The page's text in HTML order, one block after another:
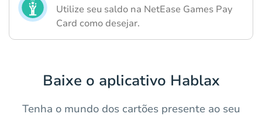
Utilize seu saldo na NetEase Games Pay
Card como desejar.
Baixe o aplicativo Hablax
Tenha o mundo dos cartões presente ao seu